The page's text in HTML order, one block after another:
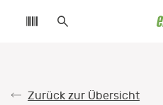
Zurück zur Übersicht